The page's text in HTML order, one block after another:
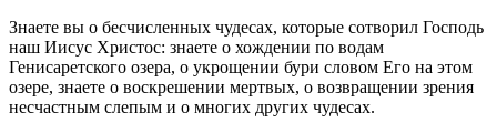
Знаете вы о бесчисленных чудесах, которые сотворил Господь
наш Иисус Христос: знаете о хождении по водам
Генисаретского озера, о укрощении бури словом Его на этом
озере, знаете о воскрешении мертвых, о возвращении зрения
несчастным слепым и о многих других чудесах.